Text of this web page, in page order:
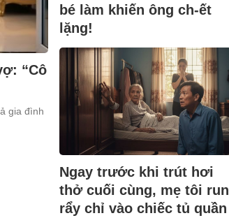
“Cô
gia đình
bé làm khiến ông ch-ết
lặng!
Ngay trước khi trút hơi
thở cuối cùng, mẹ tôi run
rẩy chỉ vào chiếc tủ quần